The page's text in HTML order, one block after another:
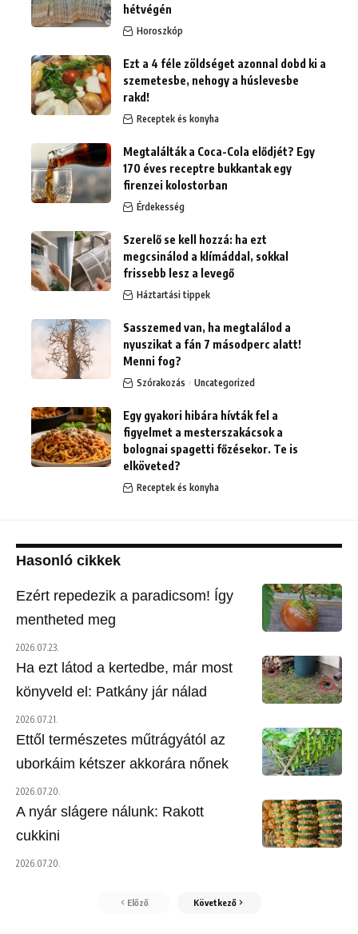
hétvégén
Horoszkóp
Ezt a 4 féle zöldséget azonnal dobd ki a
szemetesbe, nehogy a húslevesbe
rakd!
Receptek és konyha
Megtalálták a Coca-Cola elődjét? Egy
170 éves receptre bukkantak egy
firenzei kolostorban
Érdekesség
Szerelő se kell hozzá: ha ezt
megcsinálod a klímáddal, sokkal
frissebb lesz a levegő
Háztartási tippek
Sasszemed van, ha megtalálod a
nyuszikat a fán 7 másodperc alatt!
Menni fog?
Szórakozás Uncategorized
Egy gyakori hibára hívták fel a
figyelmet a mesterszakácsok a
bolognai spagetti főzésekor. Te is
elköveted?
Receptek és konyha
Hasonló cikkek
Ezért repedezik a paradicsom! Így
mentheted meg
2026.07.23.
Ha ezt látod a kertedbe, már most
könyveld el: Patkány jár nálad
2026.07.21.
Ettől természetes műtrágyától az
uborkáim kétszer akkorára nőnek
2026.07.20.
A nyár slágere nálunk: Rakott
cukkini
2026.07.20.
Előző Következő